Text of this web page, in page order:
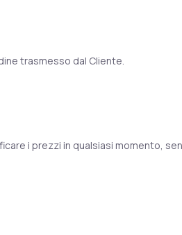
trasmesso dal Cliente.
i prezzi in qualsiasi momento,